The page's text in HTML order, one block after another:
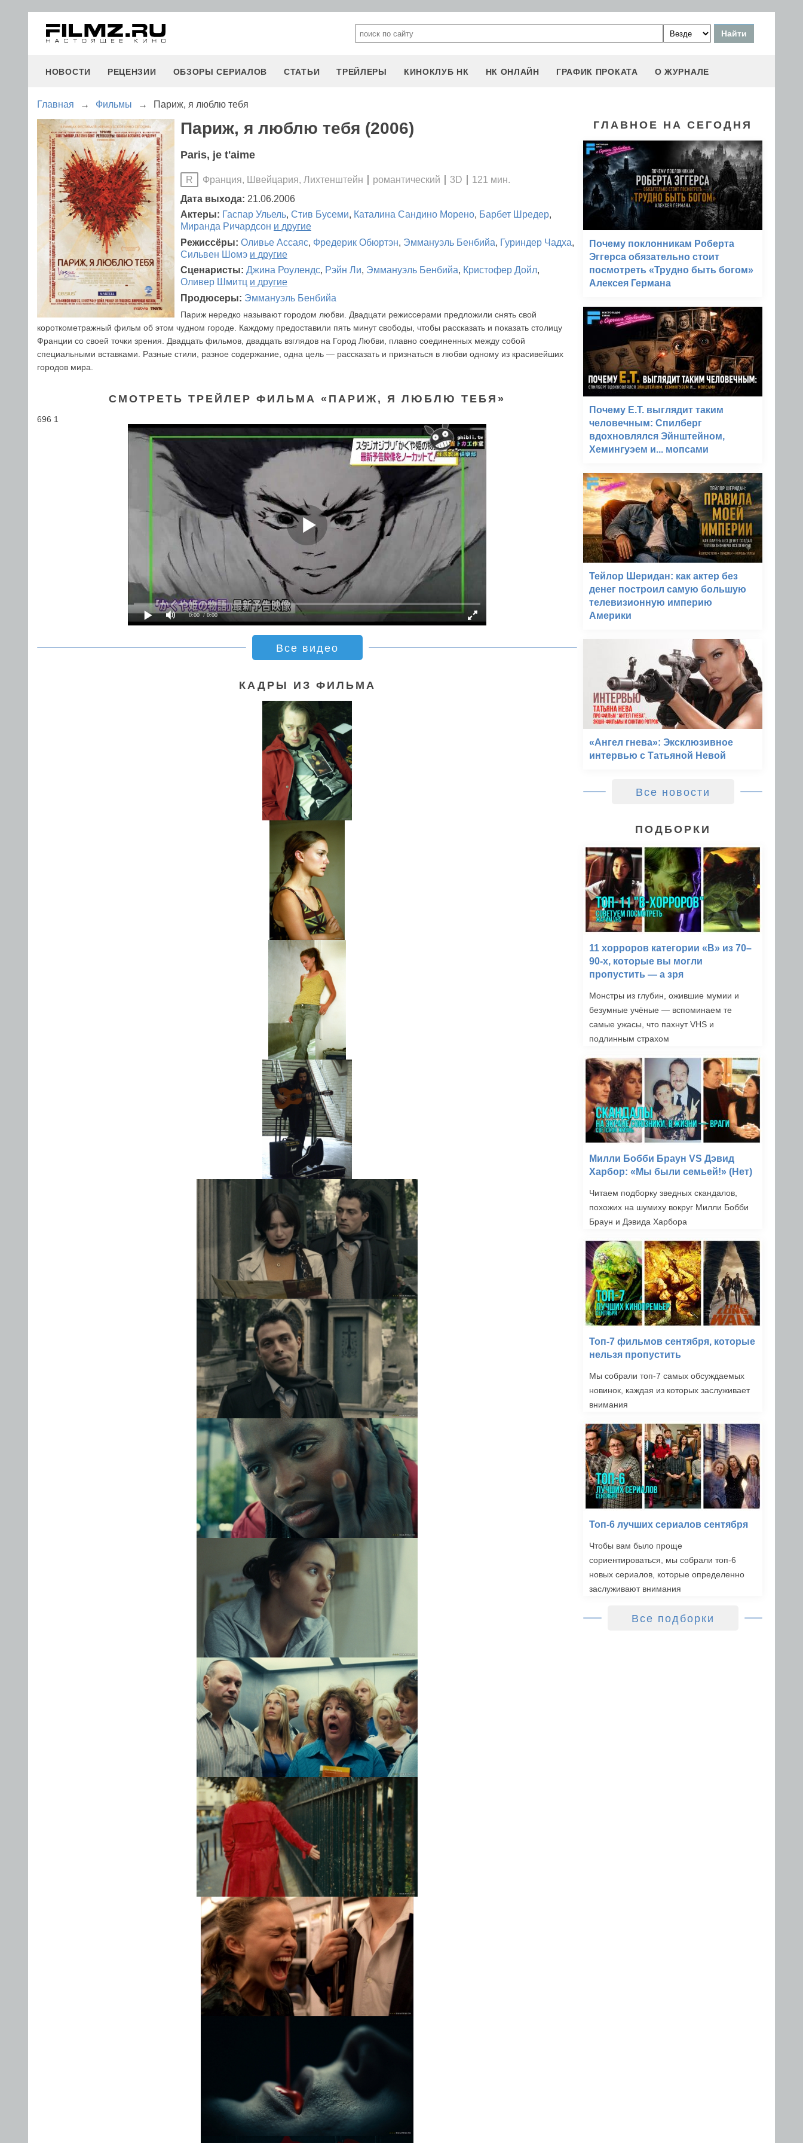
НОВОСТИ РЕЦЕНЗИИ ОБЗОРЫ СЕРИАЛОВ СТАТЬИ ТРЕЙЛЕРЫ КИНОКЛУБ НК НК ОНЛАЙН ГРАФИК ПРОКАТА О ЖУРНАЛЕ
Главная → Фильмы → Париж, я люблю тебя
Париж, я люблю тебя (2006)
Paris, je t'aime
R Франция, Швейцария, Лихтенштейн романтический 3D
121 мин.
Дата выхода: 21.06.2006
Актеры: Гаспар Ульель, Стив Бусеми, Каталина Сандино Морено, Барбет Шредер,
Миранда Ричардсон и другие
Режиссёры: Оливье Ассаяс, Фредерик Обюртэн, Эммануэль Бенбийа, Гуриндер Чадха,
Сильвен Шомэ и другие
Сценаристы: Джина Роулендс, Рэйн Ли, Эммануэль Бенбийа, Кристофер Дойл,
Оливер Шмитц и другие
Продюсеры: Эммануэль Бенбийа
Париж нередко называют городом любви. Двадцати режиссерами предложили снять свой
короткометражный фильм об этом чудном городе. Каждому предоставили пять минут свободы, чтобы рассказать и показать столицу
Франции со своей точки зрения. Двадцать фильмов, двадцать взглядов на Город Любви, плавно соединенных между собой
специальными вставками. Разные стили, разное содержание, одна цель — рассказать и признаться в любви одному из красивейших
городов мира.
СМОТРЕТЬ ТРЕЙЛЕР ФИЛЬМА «ПАРИЖ, Я ЛЮБЛЮ ТЕБЯ»
696 1
0:00 / 0:00
Все видео
КАДРЫ ИЗ ФИЛЬМА
ГЛАВНОЕ НА СЕГОДНЯ
Почему поклонникам Роберта
Эггерса обязательно стоит
посмотреть «Трудно быть богом»
Алексея Германа
Почему E.T. выглядит таким
человечным: Спилберг
вдохновлялся Эйнштейном,
Хемингуэем и... мопсами
Тейлор Шеридан: как актер без
денег построил самую большую
телевизионную империю
Америки
«Ангел гнева»: Эксклюзивное
интервью с Татьяной Невой
Все новости
ПОДБОРКИ
11 хорроров категории «B» из 70–
90-х, которые вы могли
пропустить — а зря
Монстры из глубин, ожившие мумии и
безумные учёные — вспоминаем те
самые ужасы, что пахнут VHS и
подлинным страхом
Милли Бобби Браун VS Дэвид
Харбор: «Мы были семьей!» (Нет)
Читаем подборку зведных скандалов,
похожих на шумиху вокруг Милли Бобби
Браун и Дэвида Харбора
Топ-7 фильмов сентября, которые
нельзя пропустить
Мы собрали топ-7 самых обсуждаемых
новинок, каждая из которых заслуживает
внимания
Топ-6 лучших сериалов сентября
Чтобы вам было проще
сориентироваться, мы собрали топ-6
новых сериалов, которые определенно
заслуживают внимания
Все подборки